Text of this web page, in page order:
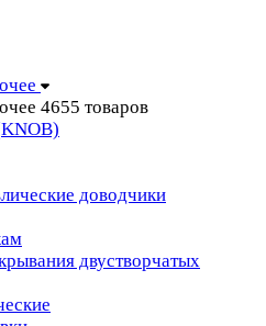
4655 товаров
доводчики
двустворчатых